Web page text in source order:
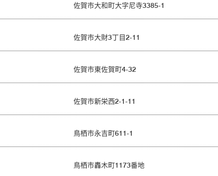
佐賀市大和町大字尼寺3385-1
佐賀市大財3丁目2-11
佐賀市東佐賀町4-32
佐賀市新栄西2-1-11
鳥栖市永吉町611-1
鳥栖市轟木町1173番地